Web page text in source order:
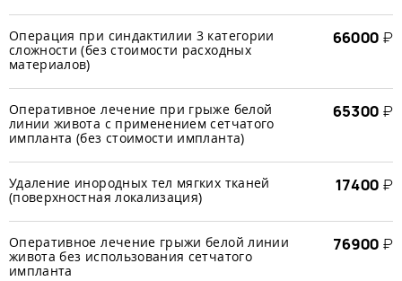
Операция при синдактилии 3 категории
сложности (без стоимости расходных
материалов)
66000 ₽
Оперативное лечение при грыже белой
линии живота с применением сетчатого
импланта (без стоимости импланта)
65300 ₽
Удаление инородных тел мягких тканей
(поверхностная локализация)
17400 ₽
Оперативное лечение грыжи белой линии
живота без использования сетчатого
импланта
76900 ₽